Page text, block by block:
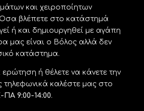
και χειροποίητων
Όσα βλέπετε στο κατάστημά
ή και δημιουργηθεί με αγάπη
μας είναι ο Βόλος αλλά δεν
κατάστημα.
ερώτηση ή θέλετε να κάνετε την
τηλεφωνικά καλέστε μας στο
ΠΑ 9:00-14:00.